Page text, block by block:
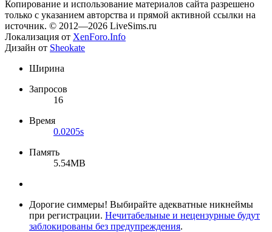
Копирование и использование материалов сайта разрешено
только с указанием авторства и прямой активной ссылки на
источник. © 2012—2026 LiveSims.ru
Локализация от XenForo.Info
Дизайн от Sheokate
Ширина
Запросов
16
Время
0.0205s
Память
5.54MB
Дорогие симмеры! Выбирайте адекватные никнеймы
при регистрации. Нечитабельные и нецензурные будут
заблокированы без предупреждения.